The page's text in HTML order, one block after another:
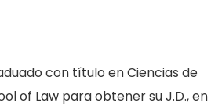
con título en Ciencias de
of Law para obtener su J.D., en